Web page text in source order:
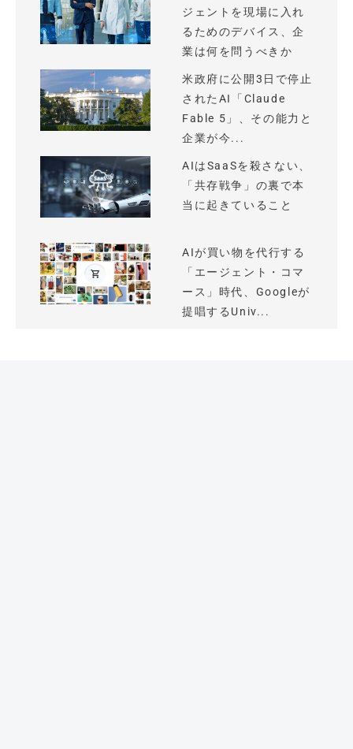
ジェントを現場に入れ
るためのデバイス、企
業は何を問うべきか
米政府に公開3日で停止
されたAI「Claude
Fable 5」、その能力と
企業が今...
AIはSaaSを殺さない、
「共存戦争」の裏で本
当に起きていること
AIが買い物を代行する
「エージェント・コマ
ース」時代、Googleが
提唱するUniv...